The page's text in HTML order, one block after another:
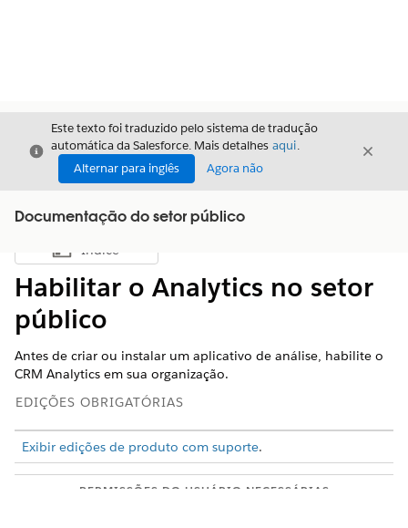
Fechar
Este texto foi traduzido pelo sistema de tradução
automática da Salesforce. Mais detalhes aqui.
Alternar para inglês
Agora não
Fechar
Documentação do setor público
Mostrar índice
Índice
Habilitar o Analytics no setor
público
Antes de criar ou instalar um aplicativo de análise, habilite o
CRM Analytics em sua organização.
EDIÇÕES OBRIGATÓRIAS
Exibir edições de produto com suporte.
PERMISSÕES DO USUÁRIO NECESSÁRIAS